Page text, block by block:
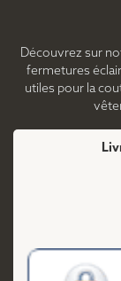
Découvrez sur
fermetures
utiles pour la